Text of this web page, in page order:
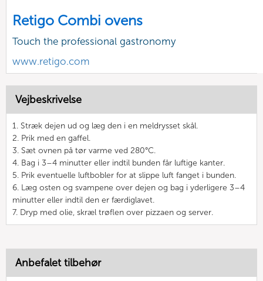
Retigo Combi ovens
Touch the professional gastronomy
www.retigo.com
Vejbeskrivelse
1. Stræk dejen ud og læg den i en meldrysset skål.
2. Prik med en gaffel.
3. Sæt ovnen på tør varme ved 280°C.
4. Bag i 3–4 minutter eller indtil bunden får luftige kanter.
5. Prik eventuelle luftbobler for at slippe luft fanget i bunden.
6. Læg osten og svampene over dejen og bag i yderligere 3–4
minutter eller indtil den er færdiglavet.
7. Dryp med olie, skræl trøflen over pizzaen og server.
Anbefalet tilbehør